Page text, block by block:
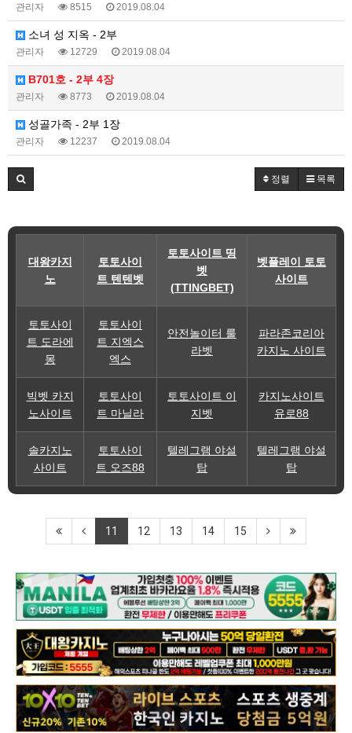
관리자 8515 2019.08.04
소녀 성 지옥 - 2부
관리자 12729 2019.08.04
B701호 - 2부 4장
관리자 8773 2019.08.04
성골가족 - 2부 1장
관리자 12237 2019.08.04
정렬 목록
대왕카지
노
토토사이
트 텐텐벳
토토사이트 띵
벳
(TTINGBET)
벳플레이 토토
사이트
토토사이
트 도라에
몽
토토사이
트 지엑스
엑스
안전놀이터 룰
라벳
파라존코리아
카지노 사이트
빅벳 카지
노사이트
토토사이
트 마닐라
토토사이트 이
지벳
카지노사이트
유로88
솔카지노
사이트
토토사이
트 오즈88
텔레그램 야설
탑
텔레그램 야설
탑
11 12 13 14 15